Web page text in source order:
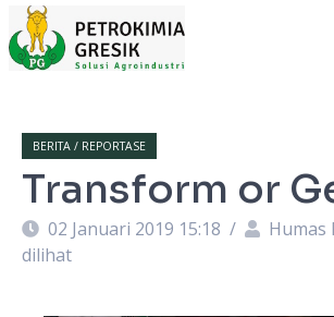
BERITA / REPORTASE
Transform or
02 Januari 2019 15:18 / Humas
dilihat